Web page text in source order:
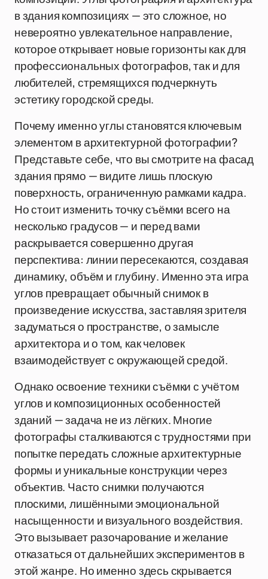
в здания композициях — это сложное, но
невероятно увлекательное направление,
которое открывает новые горизонты как для
профессиональных фотографов, так и для
любителей, стремящихся подчеркнуть
эстетику городской среды.
Почему именно углы становятся ключевым
элементом в архитектурной фотографии?
Представьте себе, что вы смотрите на фасад
здания прямо — видите лишь плоскую
поверхность, ограниченную рамками кадра.
Но стоит изменить точку съёмки всего на
несколько градусов — и перед вами
раскрывается совершенно другая
перспектива: линии пересекаются, создавая
динамику, объём и глубину. Именно эта игра
углов превращает обычный снимок в
произведение искусства, заставляя зрителя
задуматься о пространстве, о замысле
архитектора и о том, как человек
взаимодействует с окружающей средой.
Однако освоение техники съёмки с учётом
углов и композиционных особенностей
зданий — задача не из лёгких. Многие
фотографы сталкиваются с трудностями при
попытке передать сложные архитектурные
формы и уникальные конструкции через
объектив. Часто снимки получаются
плоскими, лишёнными эмоциональной
насыщенности и визуального воздействия.
Это вызывает разочарование и желание
отказаться от дальнейших экспериментов в
этой жанре. Но именно здесь скрывается